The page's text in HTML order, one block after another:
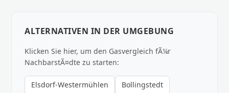
ALTERNATIVEN IN DER UMGEBUNG
Klicken Sie hier, um den Gasvergleich fÃ¼r
NachbarstÃ¤dte zu starten:
Elsdorf-Westermühlen
Bollingstedt